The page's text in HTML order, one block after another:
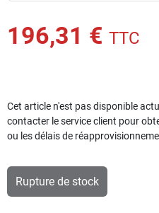
196,31 € TTC
Cet article n'est pas disponible
contacter le service client pour
ou les délais de
Rupture de stock